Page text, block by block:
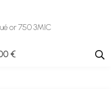
or 750 3MIC
€